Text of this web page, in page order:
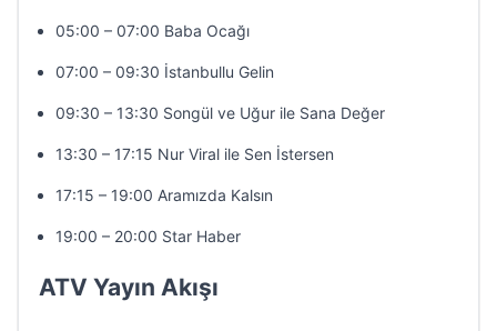
05:00 – 07:00 Baba Ocağı
07:00 – 09:30 İstanbullu Gelin
09:30 – 13:30 Songül ve Uğur ile Sana Değer
13:30 – 17:15 Nur Viral ile Sen İstersen
17:15 – 19:00 Aramızda Kalsın
19:00 – 20:00 Star Haber
ATV Yayın Akışı